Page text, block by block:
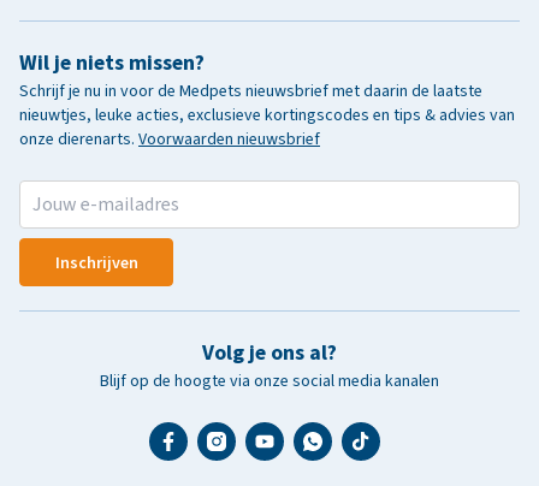
Wil je niets missen?
Schrijf je nu in voor de Medpets nieuwsbrief met daarin de laatste
nieuwtjes, leuke acties, exclusieve kortingscodes en tips & advies van
onze dierenarts. Voorwaarden nieuwsbrief
Inschrijven
Volg je ons al?
Blijf op de hoogte via onze social media kanalen